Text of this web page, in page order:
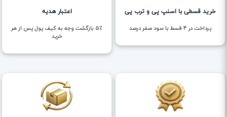
خرید قسطی با اسنپ پی و ترب پی
پرداخت در 4 قسط با سود صفر درصد
اعتبار هدیه
5٪ بازگشت وجه به کیف پول پس از هر
خرید